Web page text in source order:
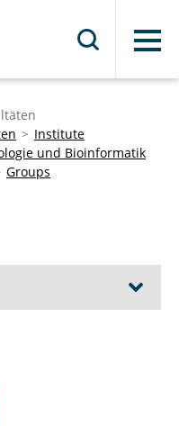
Menü
Institute
und Bioinformatik
Groups